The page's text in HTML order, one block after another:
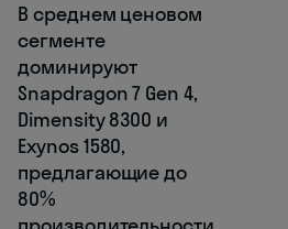
В среднем ценовом
сегменте
доминируют
Snapdragon 7 Gen 4,
Dimensity 8300 и
Exynos 1580,
предлагающие до
80%